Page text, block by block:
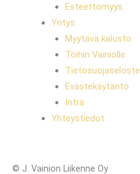
Esteettömyys
Yritys
Myytävä kalusto
Töihin Vainiolle
Tietosuojaseloste
Evästekäytäntö
Intra
Yhteystiedot
© J. Vainion Liikenne Oy